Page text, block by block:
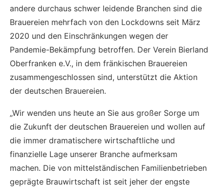
andere durchaus schwer leidende Branchen sind die
Brauereien mehrfach von den Lockdowns seit März
2020 und den Einschränkungen wegen der
Pandemie-Bekämpfung betroffen. Der Verein Bierland
Oberfranken e.V., in dem fränkischen Brauereien
zusammengeschlossen sind, unterstützt die Aktion
der deutschen Brauereien.
„Wir wenden uns heute an Sie aus großer Sorge um
die Zukunft der deutschen Brauereien und wollen auf
die immer dramatischere wirtschaftliche und
finanzielle Lage unserer Branche aufmerksam
machen. Die von mittelständischen Familienbetrieben
geprägte Brauwirtschaft ist seit jeher der engste